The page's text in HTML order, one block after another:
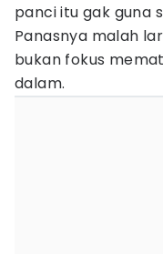
panci itu gak guna
Panasnya malah
bukan fokus
dalam.